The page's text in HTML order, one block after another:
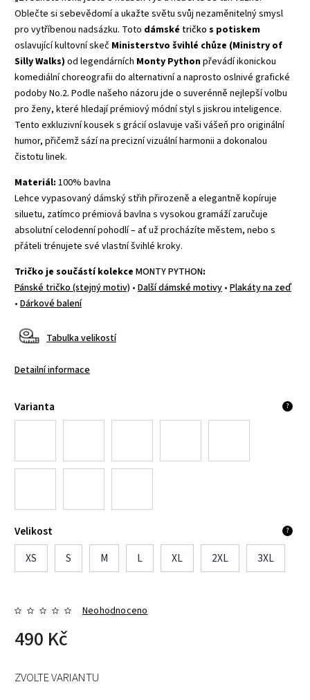
Oblečte si sebevědomí a ukažte světu svůj nezaměnitelný smysl
pro vytříbenou nadsázku. Toto dámské tričko s potiskem
oslavující kultovní skeč Ministerstvo švihlé chůze (Ministry of
Silly Walks) od legendárních Monty Pythonpřevádí ikonickou
komediální choreografii do alternativní a naprosto oslnivé grafické
podoby No.2. Podle našeho názoru jde o suverénně nejlepší volbu
pro ženy, které hledají prémiový módní styl s jiskrou inteligence.
Tento exkluzivní kousek s grácií oslavuje vaši vášeň pro originální
humor, přičemž sází na precizní vizuální harmonii a dokonalou
čistotu linek.
Materiál: 100% bavlna
Lehce vypasovaný dámský střih přirozeně a elegantně kopíruje
siluetu, zatímco prémiová bavlna s vysokou gramáží zaručuje
absolutní celodenní pohodlí – ať už procházíte městem, nebo s
přáteli trénujete své vlastní švihlé kroky.
Tričko je součástí kolekce MONTY PYTHON:
Pánské tričko (stejný motiv) • Další dámské motivy • Plakáty na zeď
• Dárkové balení
Tabulka velikostí
Detailní informace
Varianta ?
Velikost ?
XS S M L XL 2XL 3XL
Neohodnoceno
490 Kč
ZVOLTE VARIANTU